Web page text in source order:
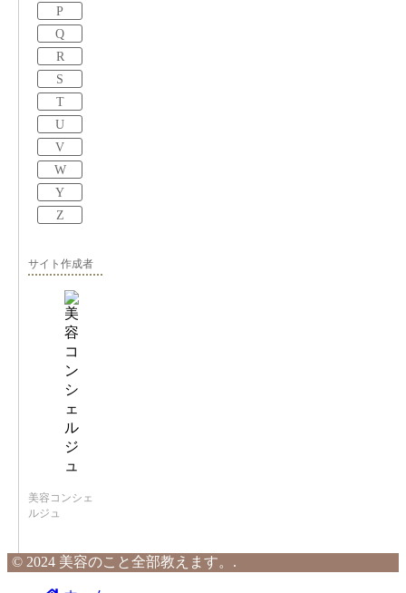
P
Q
R
S
T
U
V
W
Y
Z
サイト作成者
美容コンシェ
ルジュ
© 2024 美容のこと全部教えます。.